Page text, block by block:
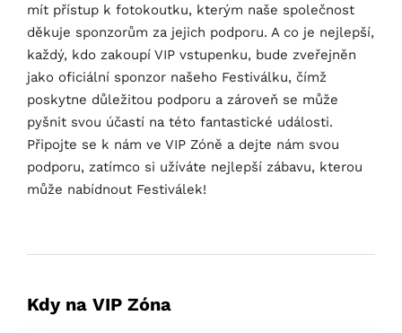
mít přístup k fotokoutku, kterým naše společnost
děkuje sponzorům za jejich podporu. A co je nejlepší,
každý, kdo zakoupí VIP vstupenku, bude zveřejněn
jako oficiální sponzor našeho Festiválku, čímž
poskytne důležitou podporu a zároveň se může
pyšnit svou účastí na této fantastické události.
Připojte se k nám ve VIP Zóně a dejte nám svou
podporu, zatímco si užíváte nejlepší zábavu, kterou
může nabídnout Festiválek!
Kdy na VIP Zóna